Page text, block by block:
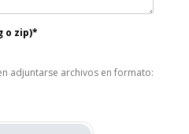
o zip)*
adjuntarse archivos en formato: